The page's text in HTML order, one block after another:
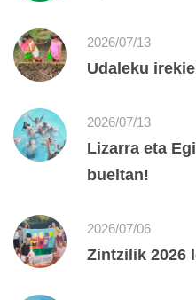
2026/07/13
Udaleku
2026/07/13
Lizarra eta
bueltan!
2026/07/06
Zintzilik 2026